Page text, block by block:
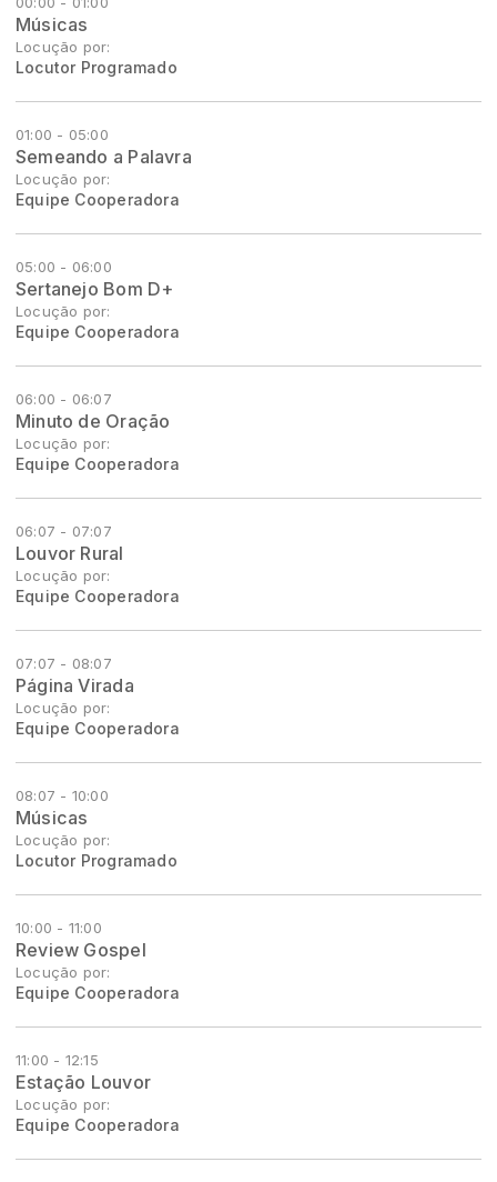
Músicas
Locução por:
Locutor Programado
01:00 - 05:00
Semeando a Palavra
Locução por:
Equipe Cooperadora
05:00 - 06:00
Sertanejo Bom D+
Locução por:
Equipe Cooperadora
06:00 - 06:07
Minuto de Oração
Locução por:
Equipe Cooperadora
06:07 - 07:07
Louvor Rural
Locução por:
Equipe Cooperadora
07:07 - 08:07
Página Virada
Locução por:
Equipe Cooperadora
08:07 - 10:00
Músicas
Locução por:
Locutor Programado
10:00 - 11:00
Review Gospel
Locução por:
Equipe Cooperadora
11:00 - 12:15
Estação Louvor
Locução por:
Equipe Cooperadora